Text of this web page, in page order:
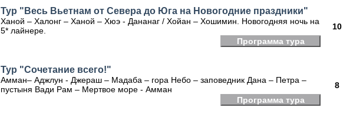
Тур "Весь Вьетнам от Севера до Юга на Новогодние праздники"
Ханой – Халонг – Ханой – Хюэ - Дананаг / Хойан – Хошимин. Новогодняя ночь на
5* лайнере.
Программа тура
10
Тур "Сочетание всего!"
Амман– Аджлун - Джераш – Мадаба – гора Небо – заповедник Дана – Петра –
пустыня Вади Рам – Мертвое море - Амман
Программа тура
8